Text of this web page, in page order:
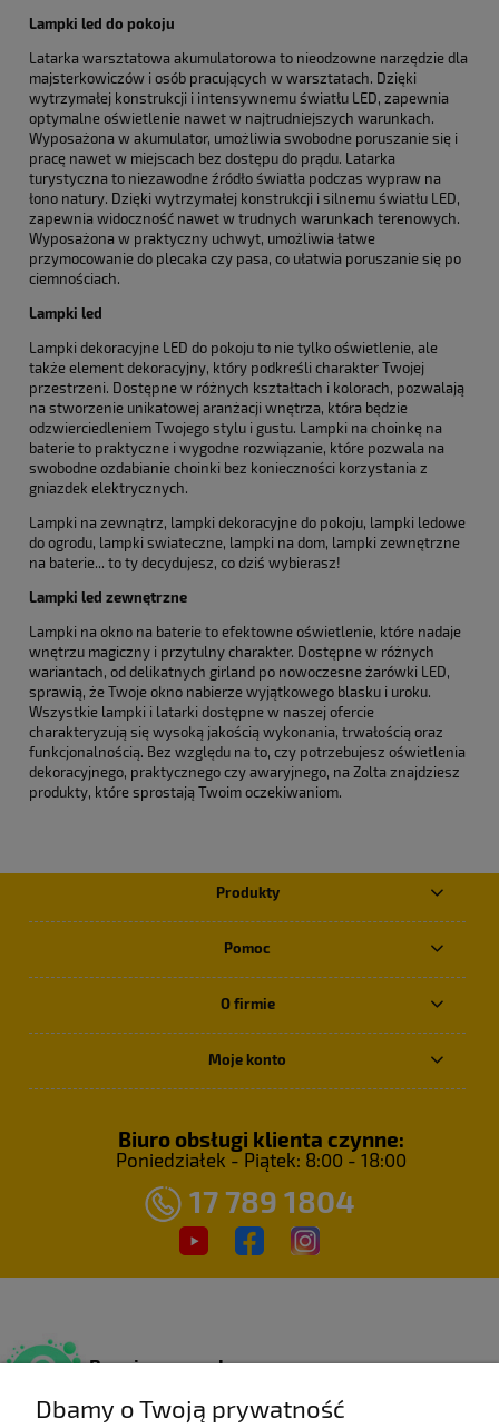
Lampki led do pokoju
Latarka warsztatowa akumulatorowa to nieodzowne narzędzie dla
majsterkowiczów i osób pracujących w warsztatach. Dzięki
wytrzymałej konstrukcji i intensywnemu światłu LED, zapewnia
optymalne oświetlenie nawet w najtrudniejszych warunkach.
Wyposażona w akumulator, umożliwia swobodne poruszanie się i
pracę nawet w miejscach bez dostępu do prądu. Latarka
turystyczna to niezawodne źródło światła podczas wypraw na
łono natury. Dzięki wytrzymałej konstrukcji i silnemu światłu LED,
zapewnia widoczność nawet w trudnych warunkach terenowych.
Wyposażona w praktyczny uchwyt, umożliwia łatwe
przymocowanie do plecaka czy pasa, co ułatwia poruszanie się po
ciemnościach.
Lampki led
Lampki dekoracyjne LED do pokoju to nie tylko oświetlenie, ale
także element dekoracyjny, który podkreśli charakter Twojej
przestrzeni. Dostępne w różnych kształtach i kolorach, pozwalają
na stworzenie unikatowej aranżacji wnętrza, która będzie
odzwierciedleniem Twojego stylu i gustu. Lampki na choinkę na
baterie to praktyczne i wygodne rozwiązanie, które pozwala na
swobodne ozdabianie choinki bez konieczności korzystania z
gniazdek elektrycznych.
Lampki na zewnątrz, lampki dekoracyjne do pokoju, lampki ledowe
do ogrodu, lampki swiateczne, lampki na dom, lampki zewnętrzne
na baterie... to ty decydujesz, co dziś wybierasz!
Lampki led zewnętrzne
Lampki na okno na baterie to efektowne oświetlenie, które nadaje
wnętrzu magiczny i przytulny charakter. Dostępne w różnych
wariantach, od delikatnych girland po nowoczesne żarówki LED,
sprawią, że Twoje okno nabierze wyjątkowego blasku i uroku.
Wszystkie lampki i latarki dostępne w naszej ofercie
charakteryzują się wysoką jakością wykonania, trwałością oraz
funkcjonalnością. Bez względu na to, czy potrzebujesz oświetlenia
dekoracyjnego, praktycznego czy awaryjnego, na Zolta znajdziesz
produkty, które sprostają Twoim oczekiwaniom.
Produkty
Pomoc
O firmie
Moje konto
Biuro obsługi klienta czynne:
Poniedziałek - Piątek: 8:00 - 18:00
17 789 1804
Bezpieczne zakupy
Dbamy o Twoją prywatność